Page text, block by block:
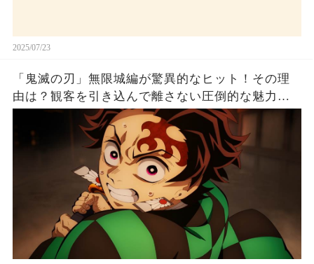
2025/07/23
「鬼滅の刃」無限城編が驚異的なヒット！その理
由は？観客を引き込んで離さない圧倒的な魅力と